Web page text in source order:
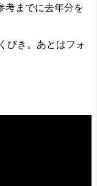
考までに去年分を
びき。あとはフォ